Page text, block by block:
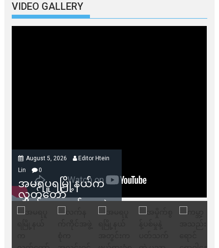
VIDEO GALLERY
August 5, 2026
Editor Htein
Lin
0
အမရပူရမြို့နယ်က
လွှတ်တော်
ကိုယ်စားလှယ်တွေနဲ့
နေအိမ်တွေဖျက်သိမ်း